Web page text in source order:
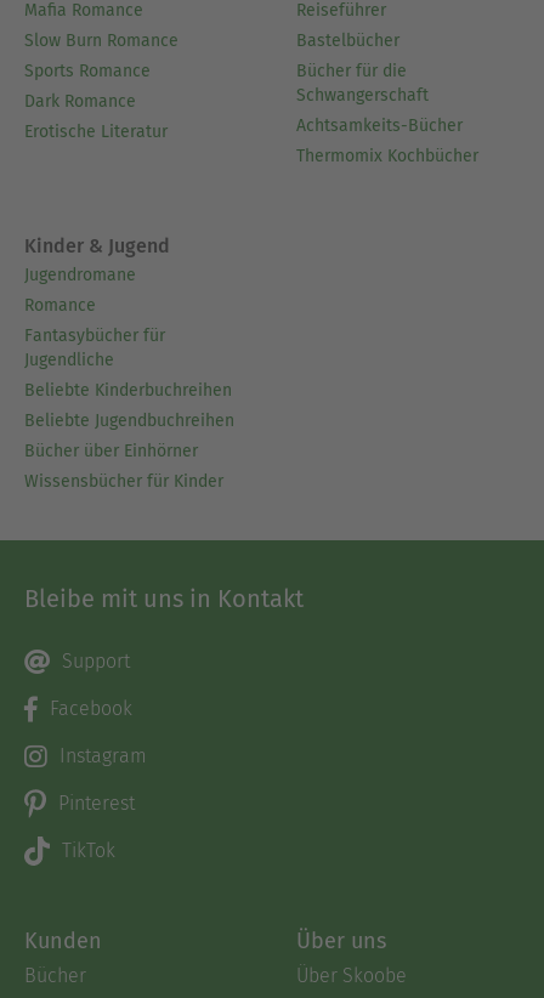
Mafia Romance
Slow Burn Romance
Sports Romance
Dark Romance
Erotische Literatur
Reiseführer
Bastelbücher
Bücher für die
Schwangerschaft
Achtsamkeits-Bücher
Thermomix Kochbücher
Kinder & Jugend
Jugendromane
Romance
Fantasybücher für
Jugendliche
Beliebte Kinderbuchreihen
Beliebte Jugendbuchreihen
Bücher über Einhörner
Wissensbücher für Kinder
Bleibe mit uns in Kontakt
Support
Facebook
Instagram
Pinterest
TikTok
Kunden
Bücher
Über uns
Über Skoobe